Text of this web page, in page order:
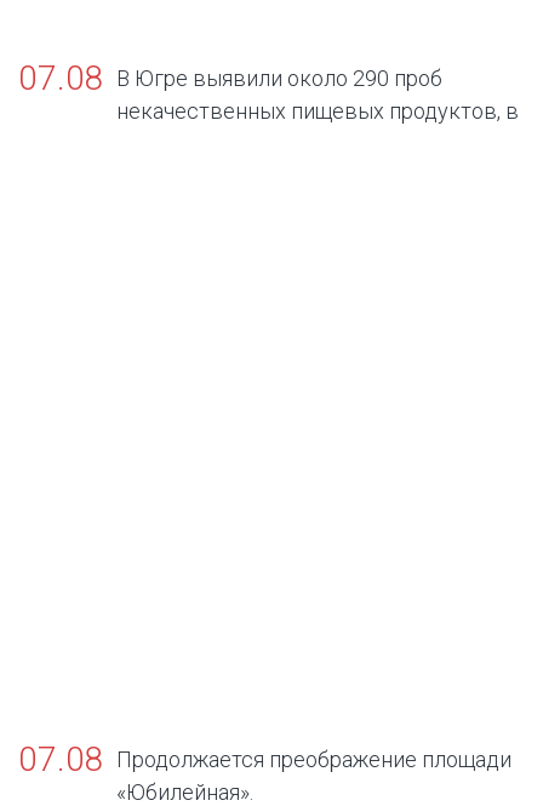
07.08
В Югре выявили около 290 проб
некачественных пищевых продуктов, в
07.08
Продолжается преображение площади
«Юбилейная».